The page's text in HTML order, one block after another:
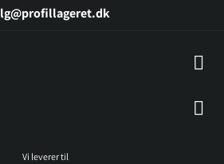
Vi leverer til